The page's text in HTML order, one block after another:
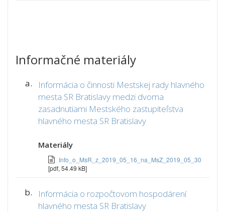
Informačné materiály
a.
Informácia o činnosti Mestskej rady hlavného
mesta SR Bratislavy medzi dvoma
zasadnutiami Mestského zastupiteľstva
hlavného mesta SR Bratislavy
Materiály
Info_o_MsR_z_2019_05_16_na_MsZ_2019_05_30
[pdf, 54.49 kB]
b.
Informácia o rozpočtovom hospodárení
hlavného mesta SR Bratislavy